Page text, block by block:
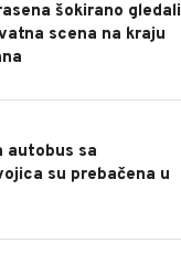
šokirano gledali
scena na kraju
autobus sa
su prebačena u